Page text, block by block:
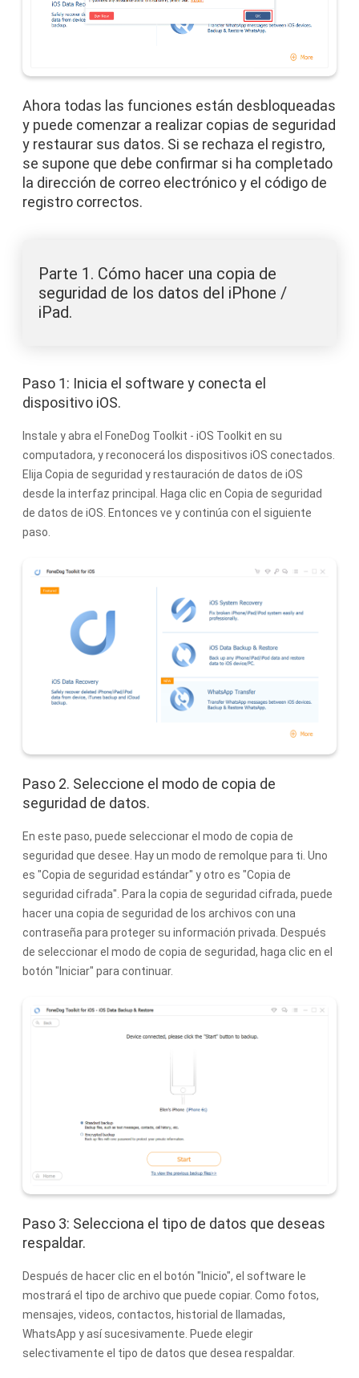
Ahora todas las funciones están desbloqueadas
y puede comenzar a realizar copias de seguridad
y restaurar sus datos. Si se rechaza el registro,
se supone que debe confirmar si ha completado
la dirección de correo electrónico y el código de
registro correctos.
Parte 1. Cómo hacer una copia de
seguridad de los datos del iPhone /
iPad.
Paso 1: Inicia el software y conecta el
dispositivo iOS.
Instale y abra el FoneDog Toolkit - iOS Toolkit en su
computadora, y reconocerá los dispositivos iOS conectados.
Elija Copia de seguridad y restauración de datos de iOS
desde la interfaz principal. Haga clic en Copia de seguridad
de datos de iOS. Entonces ve y continúa con el siguiente
paso.
Paso 2. Seleccione el modo de copia de
seguridad de datos.
En este paso, puede seleccionar el modo de copia de
seguridad que desee. Hay un modo de remolque para ti. Uno
es "Copia de seguridad estándar" y otro es "Copia de
seguridad cifrada". Para la copia de seguridad cifrada, puede
hacer una copia de seguridad de los archivos con una
contraseña para proteger su información privada. Después
de seleccionar el modo de copia de seguridad, haga clic en el
botón "Iniciar" para continuar.
Paso 3: Selecciona el tipo de datos que deseas
respaldar.
Después de hacer clic en el botón "Inicio", el software le
mostrará el tipo de archivo que puede copiar. Como fotos,
mensajes, videos, contactos, historial de llamadas,
WhatsApp y así sucesivamente. Puede elegir
selectivamente el tipo de datos que desea respaldar.